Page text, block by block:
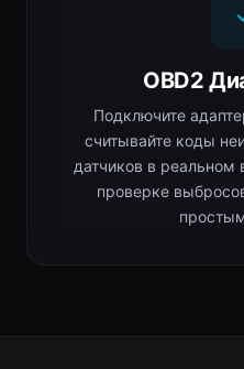
OBD2
Подключите
считывайте коды
датчиков в реальном
проверке